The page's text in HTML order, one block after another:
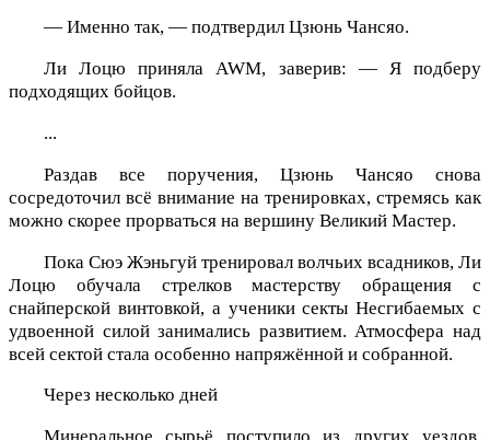
— Именно так, — подтвердил Цзюнь Чансяо.
Ли Лоцю приняла AWM, заверив: — Я подберу
подходящих бойцов.
...
Раздав все поручения, Цзюнь Чансяо снова
сосредоточил всё внимание на тренировках, стремясь как
можно скорее прорваться на вершину Великий Мастер.
Пока Сюэ Жэньгуй тренировал волчьих всадников, Ли
Лоцю обучала стрелков мастерству обращения с
снайперской винтовкой, а ученики секты Несгибаемых с
удвоенной силой занимались развитием. Атмосфера над
всей сектой стала особенно напряжённой и собранной.
Через несколько дней